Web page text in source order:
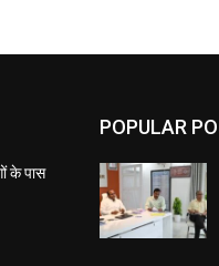
के पास
POPULAR